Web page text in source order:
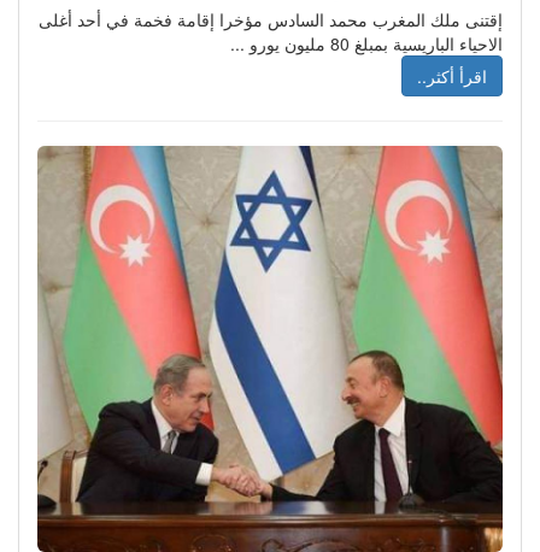
إقتنى ملك المغرب محمد السادس مؤخرا إقامة فخمة في أحد أغلى
الاحياء الباريسية بمبلغ 80 مليون يورو ...
اقرأ أكثر..